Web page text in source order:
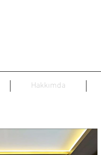
Hakkımda